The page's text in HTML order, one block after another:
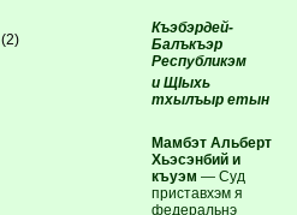
(2)
Къэбэрдей-
Балъкъэр
Республикэм
и ЩIыхь
тхылъыр етын
Мамбэт Альберт
Хьэсэнбий и
къуэм — Суд
приставхэм я
федеральнэ